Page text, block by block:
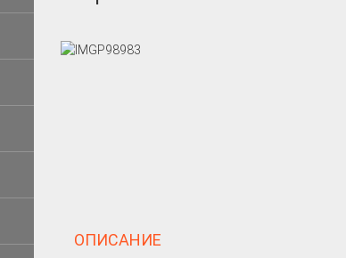
ОПИСАНИЕ